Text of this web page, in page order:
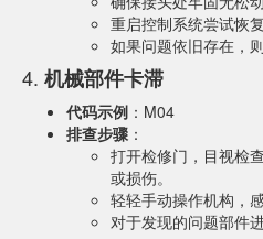
重启控制系统尝试恢复
如果问题依旧存在，
4. 机械部件卡滞
代码示例 ：M04
排查步骤 ：
打开检修门，目视检
或损伤。
轻轻手动操作机构，
对于发现的问题部件